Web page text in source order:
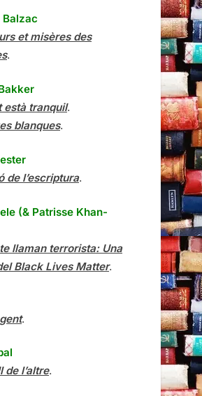
Balzac
et misères des
.
està tranquil.
blanques.
de l’escriptura.
(& Patrisse Khan-
llaman terrorista: Una
Black Lives Matter.
.
de l’altre.